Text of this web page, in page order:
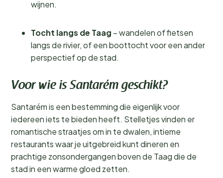
wijnen.
Tocht langs de Taag – wandelen of fietsen
langs de rivier, of een boottocht voor een ander
perspectief op de stad.
Voor wie is Santarém geschikt?
Santarém is een bestemming die eigenlijk voor
iedereen iets te bieden heeft. Stelletjes vinden er
romantische straatjes om in te dwalen, intieme
restaurants waar je uitgebreid kunt dineren en
prachtige zonsondergangen boven de Taag die de
stad in een warme gloed zetten.